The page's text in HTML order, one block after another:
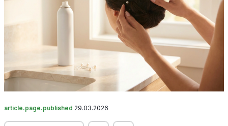
article.page.published 29.03.2026